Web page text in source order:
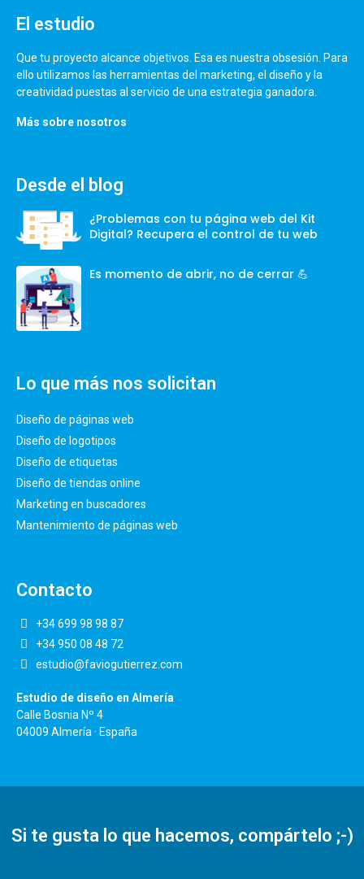
El estudio
Que tu proyecto alcance objetivos. Esa es nuestra obsesión. Para
ello utilizamos las herramientas del marketing, el diseño y la
creatividad puestas al servicio de una estrategia ganadora.
Más sobre nosotros
Desde el blog
¿Problemas con tu página web del Kit
Digital? Recupera el control de tu web
Es momento de abrir, no de cerrar 💪
Lo que más nos solicitan
Diseño de páginas web
Diseño de logotipos
Diseño de etiquetas
Diseño de tiendas online
Marketing en buscadores
Mantenimiento de páginas web
Contacto
+34 699 98 98 87
+34 950 08 48 72
estudio@faviogutierrez.com
Estudio de diseño en Almería
Calle Bosnia Nº 4
04009 Almería · España
Si te gusta lo que hacemos, compártelo ;-)